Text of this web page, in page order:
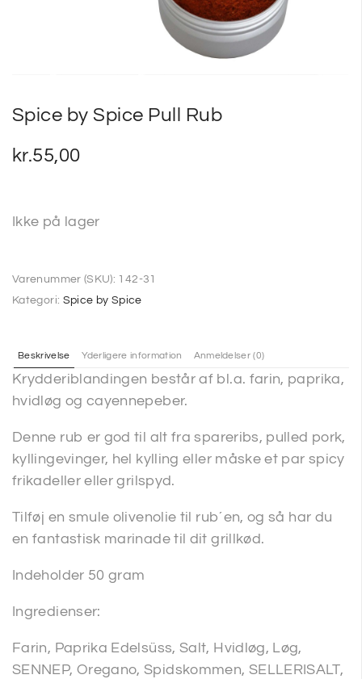
Spice by Spice Pull Rub
kr.55,00
Ikke på lager
Varenummer (SKU): 142-31
Kategori: Spice by Spice
Beskrivelse Yderligere information Anmeldelser (0)
Krydderiblandingen består af bl.a. farin, paprika,
hvidløg og cayennepeber.
Denne rub er god til alt fra spareribs, pulled pork,
kyllingevinger, hel kylling eller måske et par spicy
frikadeller eller grilspyd.
Tilføj en smule olivenolie til rub´en, og så har du
en fantastisk marinade til dit grillkød.
Indeholder 50 gram
Ingredienser:
Farin, Paprika Edelsüss, Salt, Hvidløg, Løg,
SENNEP, Oregano, Spidskommen, SELLERISALT,